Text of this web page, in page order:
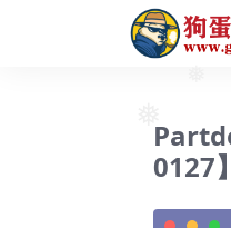
❅
0127】